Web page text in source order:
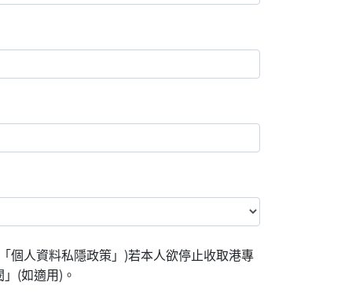
個人資料私隱政策」)若本人欲停止收取港專
(如適用)。